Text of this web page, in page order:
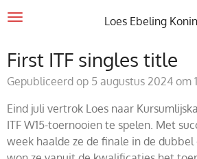
Ga
de
hoofdinhoud
Loes Ebeling
First ITF singles title
Gepubliceerd op 5 augustus 2024 om
Eind juli vertrok Loes naar
ITF W15-toernooien te spelen. Met
week haalde ze de finale in de